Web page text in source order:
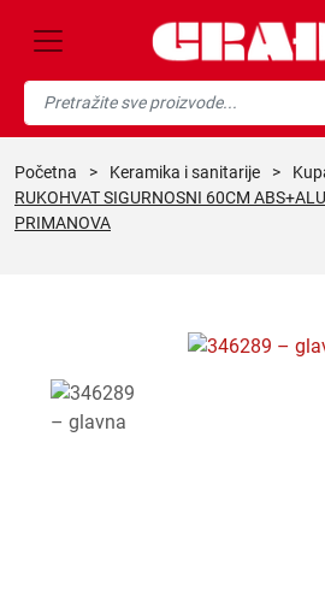
početna > keramika i sanitarije >
RUKOHVAT SIGURNOSNI 60CM
PRIMANOVA